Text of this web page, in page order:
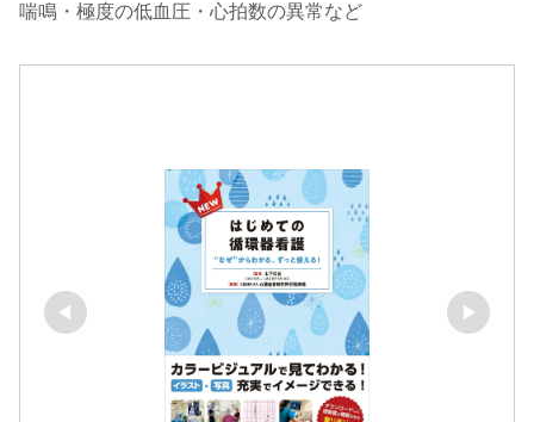
喘鳴・極度の低血圧・心拍数の異常など